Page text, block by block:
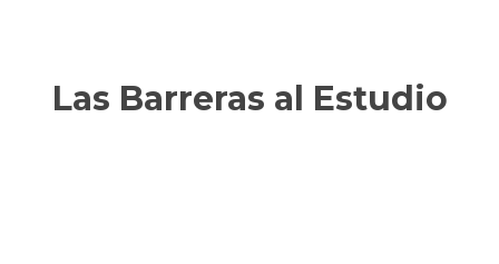
Las Barreras al Estudio